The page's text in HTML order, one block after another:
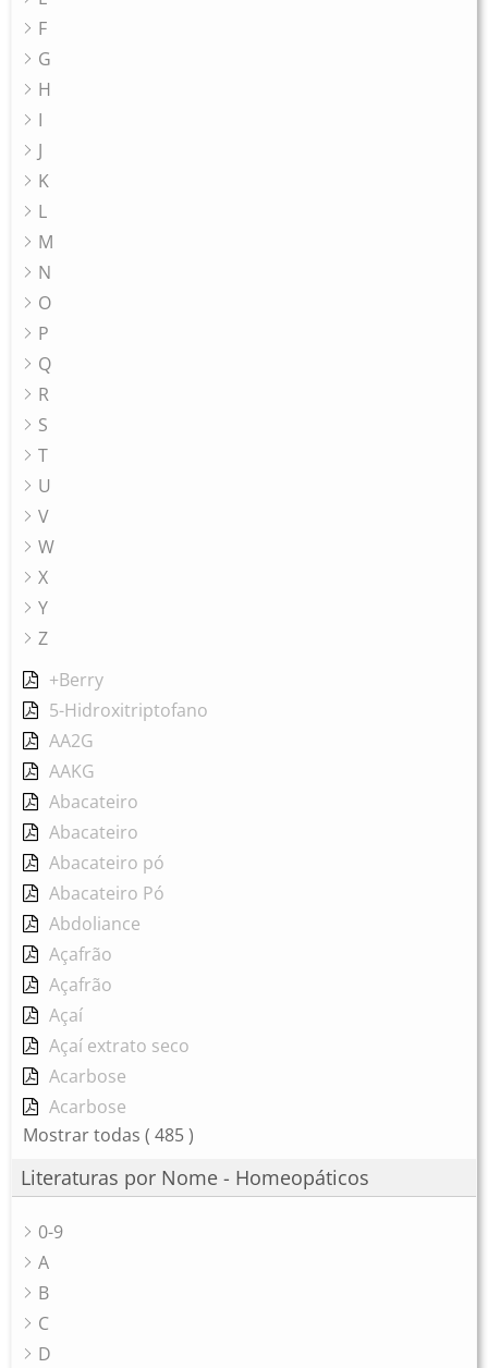
F
G
H
I
J
K
L
M
N
O
P
Q
R
S
T
U
V
W
X
Y
Z
+Berry
5-Hidroxitriptofano
AA2G
AAKG
Abacateiro
Abacateiro
Abacateiro pó
Abacateiro Pó
Abdoliance
Açafrão
Açafrão
Açaí
Açaí extrato seco
Acarbose
Acarbose
Mostrar todas ( 485 )
Literaturas por Nome - Homeopáticos
0-9
A
B
C
D